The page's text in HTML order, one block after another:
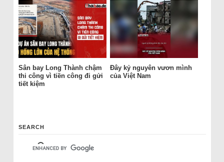
Sân bay Long Thành chậm
thi công vì tiền công đi gửi
tiết kiệm
Đây kỷ nguyên vươn mình
của Việt Nam
SEARCH